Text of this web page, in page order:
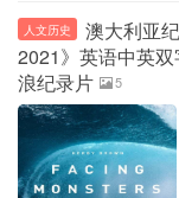
人文历史
澳大利亚
2021》英语中英
浪纪录片
5